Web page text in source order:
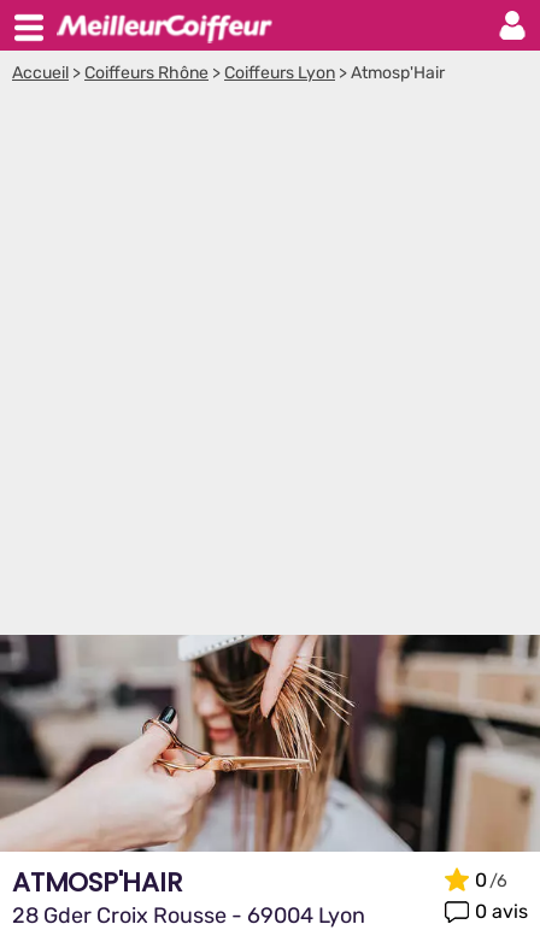
Accueil >Coiffeurs Rhône >Coiffeurs Lyon >Atmosp'Hair
ATMOSP'HAIR
28 Gder Croix Rousse - 69004 Lyon
0
0 avis